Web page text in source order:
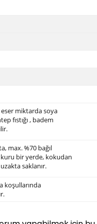
miktarda soya
fıstığı , badem
max. %70 bağıl
bir yerde, kokudan
saklanır.
koşullarında